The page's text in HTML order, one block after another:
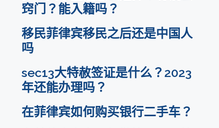
窍门？能入籍吗？
移民菲律宾移民之后还是中国人
吗
sec13大特赦签证是什么？2023
年还能办理吗？
在菲律宾如何购买银行二手车？